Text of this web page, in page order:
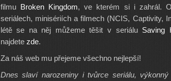
filmu Broken Kingdom, ve kterém si i zahrál.
seriálech, minisériích a filmech (NCIS, Captivity,
létě se na něj můžeme těšit v seriálu Saving
najdete zde.
Za náš web mu přejeme všechno nejlepší!
Dnes slaví narozeniny i tvůrce seriálu,